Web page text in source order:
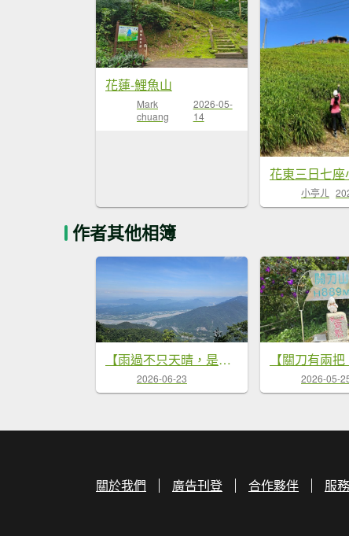
花蓮-鯉魚山
Mark
chuang
2026-05-
14
小亭ㄦ
作者其他相簿
【雨過不只天晴，是悶熱到爆啊！😵😵‍💫】第22次下尾寮山。
2026-06-23 2026-05-
關於我們 廣告刊登 合作夥伴 服